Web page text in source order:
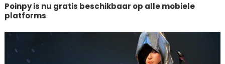
Poinpy is nu gratis beschikbaar op alle mobiele
platforms